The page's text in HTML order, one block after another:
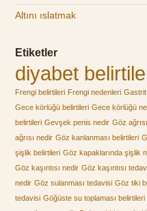
Altını ıslatmak
Etiketler
diyabet
Frengi belirtileri Frengi nedenleri
Gece körlüğü belirtileri Gece körlüğü
belirtileri Gevşek penis nedir Göz
ağrısı nedir Göz kanlanması belirtileri
şişlik belirtileri Göz kapaklarında şişlik
Göz kaşıntısı nedir Göz kaşıntısı
nedir Göz sulanması tedavisi Göz tiki
tedavisi Göğüste su toplaması belirtileri